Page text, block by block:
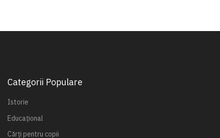
Categorii Populare
Istorie
Educațional
Cărți pentru copii